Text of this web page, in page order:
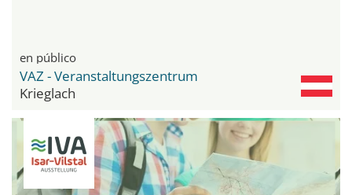
en público
VAZ - Veranstaltungszentrum
Krieglach